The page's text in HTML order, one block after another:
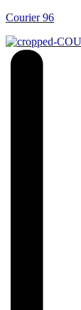
Courier 96